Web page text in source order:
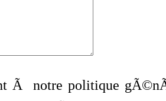
Ã notre politique